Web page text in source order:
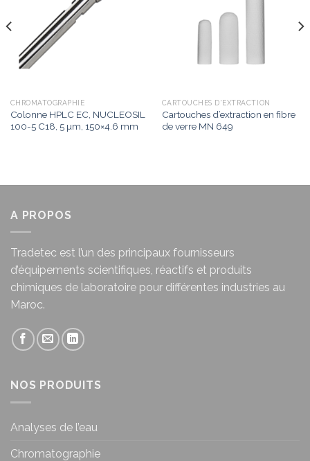
CHROMATOGRAPHIE
Colonne HPLC EC, NUCLEOSIL
100-5 C18, 5 µm, 150×4.6 mm
CARTOUCHES D'EXTRACTION
Cartouches d’extraction en fibre
de verre MN 649
A PROPOS
Tradetec est l’un des principaux fournisseurs
d’équipements scientifiques, réactifs et produits
chimiques de laboratoire pour différentes industries au
Maroc.
NOS PRODUITS
Analyses de l’eau
Chromatographie